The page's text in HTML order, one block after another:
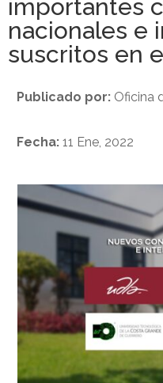
importantes
nacionales e
suscritos en
Publicado por: Oficina
Fecha:11 Ene, 2022